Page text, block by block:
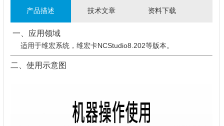
产品描述 技术文章 资料下载
一、应用领域
适用于维宏系统，维宏卡NCStudio8.202等版本。
二、使用示意图